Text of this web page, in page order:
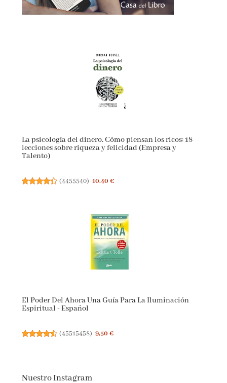
La psicología del dinero. Cómo piensan los ricos: 18
lecciones sobre riqueza y felicidad (Empresa y
Talento)
(4455540) 10,40 €
El Poder Del Ahora Una Guía Para La Iluminación
Espiritual - Español
(45515458) 9,50 €
Nuestro Instagram